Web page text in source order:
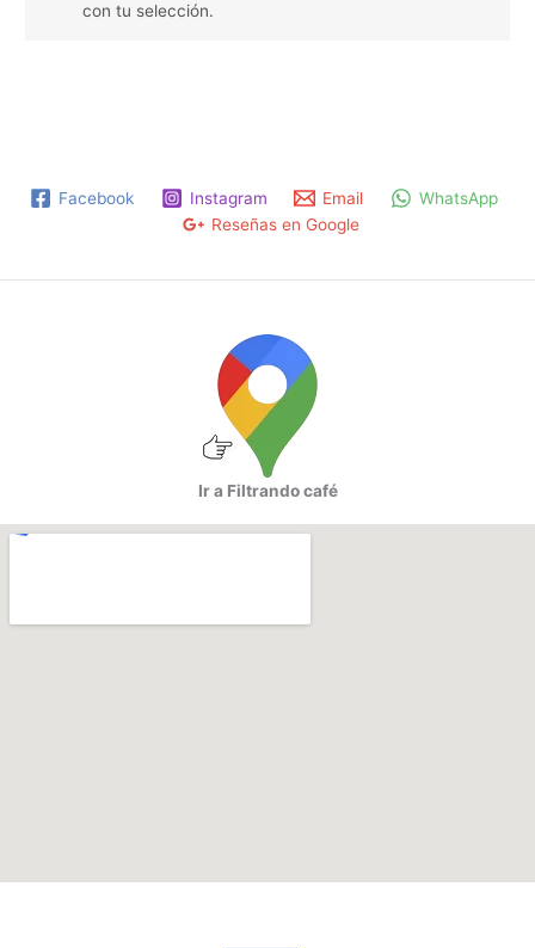
con tu selección.
Facebook Instagram Email
WhatsApp
Reseñas en Google
Ir a Filtrando café